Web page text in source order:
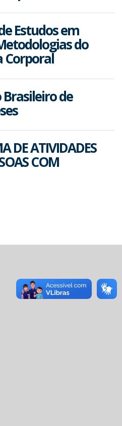
Estudos em
do
Corporal
Brasileiro de
DE ATIVIDADES
COM